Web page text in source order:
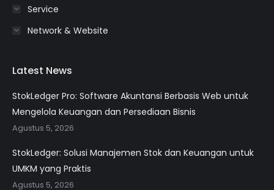
Service
Network & Website
Latest News
StokLedger Pro: Software Akuntansi Berbasis Web untuk
Mengelola Keuangan dan Persediaan Bisnis
Agustus 5, 2026
StokLedger: Solusi Manajemen Stok dan Keuangan untuk
UMKM yang Praktis
Agustus 5, 2026